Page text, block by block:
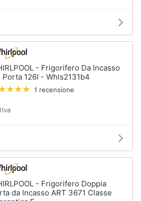
- Frigorifero Da Incasso
Porta 126l - Whls2131b4
1 recensione
- Frigorifero Doppia
da Incasso ART 3671 Classe